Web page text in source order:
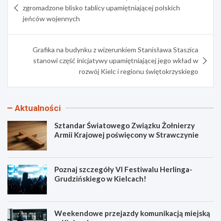
wpisu
zgromadzone blisko tablicy upamiętniającej polskich
jeńców wojennych
Grafika na budynku z wizerunkiem Stanisława Staszica
stanowi część inicjatywy upamiętniającej jego wkład w
rozwój Kielc i regionu świętokrzyskiego
Aktualności
Sztandar Światowego Związku Żołnierzy
Armii Krajowej poświęcony w Strawczynie
Poznaj szczegóły VI Festiwalu Herlinga-
Grudzińskiego w Kielcach!
Weekendowe przejazdy komunikacją miejską